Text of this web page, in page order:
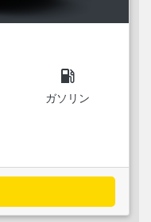
local_gas_station
ガソリン